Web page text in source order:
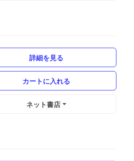
詳細を見る
ネット書店